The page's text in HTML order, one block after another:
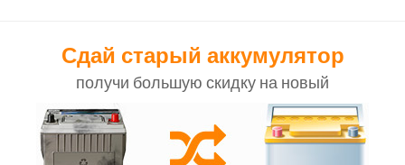
Сдай старый аккумулятор
получи большую скидку на новый